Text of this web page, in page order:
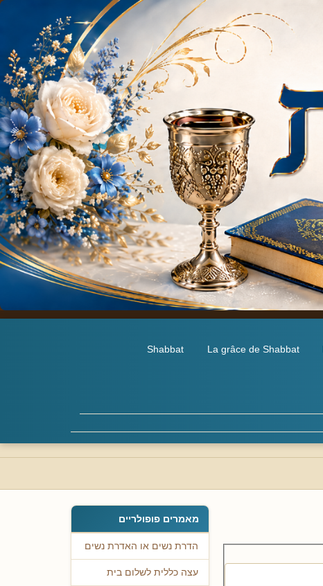
La grâce de Shabbat
Shabbat
מאמרים פופולריים
הדרת נשים או האדרת נשים
עצה כללית לשלום בית